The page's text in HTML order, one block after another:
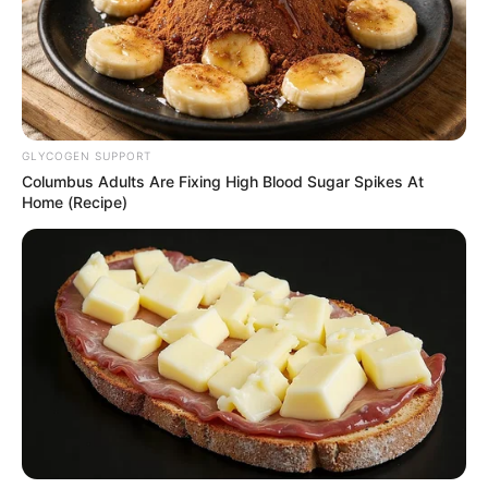
incorporaciones por parte del club.
GLYCOGEN SUPPORT
Columbus Adults Are Fixing High Blood Sugar Spikes At
Home (Recipe)